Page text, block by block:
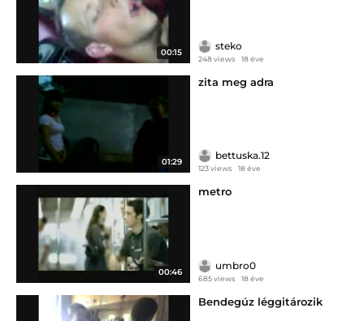
00:15
steko
248 views 18 éve
01:29
zita meg adra
bettuska.12
123 views 18 éve
00:46
metro
umbro0
685 views 18 éve
Bendegúz léggitározik